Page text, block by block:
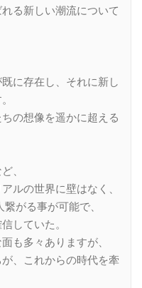
れる新しい潮流について
に存在し、それに新し
の想像を遥かに超える
、
ルの世界に壁はなく、
がる事が可能で、
していた。
も多々ありますが、
、これからの時代を牽